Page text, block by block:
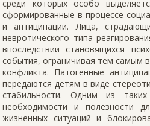
среди которых особо
сформированные в процессе
и антиципации. Лица,
невротического типа
впоследствии становящихся
события, ограничивая тем самым
конфликта. Патогенные
передаются детям в виде
стабильности. Одним из
необходимости и полезности
жизненных ситуаций и